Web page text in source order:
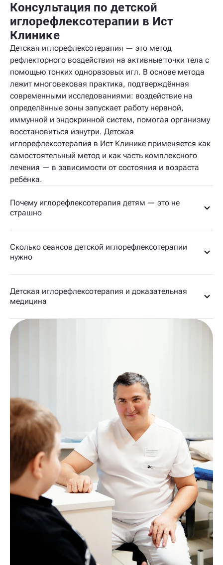
Консультация по детской
иглорефлексотерапии в Ист
Клинике
Детская иглорефлексотерапия — это метод
рефлекторного воздействия на активные точки тела с
помощью тонких одноразовых игл. В основе метода
лежит многовековая практика, подтверждённая
современными исследованиями: воздействие на
определённые зоны запускает работу нервной,
иммунной и эндокринной систем, помогая организму
восстановиться изнутри. Детская
иглорефлексотерапия в Ист Клинике применяется как
самостоятельный метод и как часть комплексного
лечения — в зависимости от состояния и возраста
ребёнка.
Почему иглорефлексотерапия детям — это не
страшно
Сколько сеансов детской иглорефлексотерапии
нужно
Детская иглорефлексотерапия и доказательная
медицина